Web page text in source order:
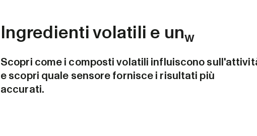
Ingredienti volatili e unw
Scopri come i composti volatili influiscono
e scopri quale sensore fornisce i risultati più
accurati.